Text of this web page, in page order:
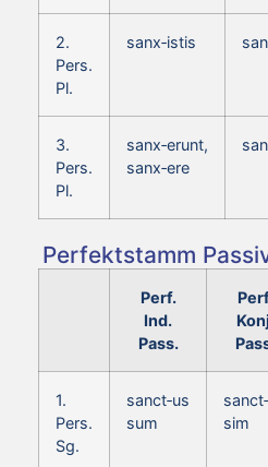
2.
Pers.
Pl.
sanx‑istis
3.
Pers.
Pl.
sanx‑erunt,
sanx‑ere
Perfektstamm
Perf.
Ind.
Pass.
1.
Pers.
Sg.
sanct‑us
sum
sim